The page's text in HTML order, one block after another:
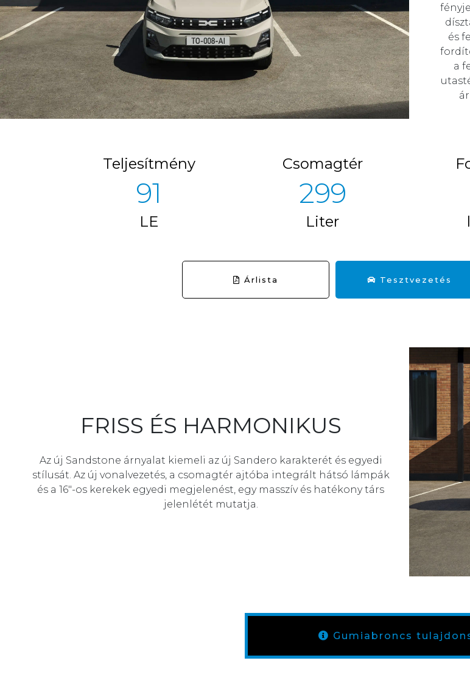
és
a
Teljesítmény
100
LE
Csomagtér
328
Liter
Árlista Tesztvezetés
FRISS ÉS HARMONIKUS
Az új Sandstone árnyalat kiemeli az új Sandero karakterét és egyedi
stílusát. Az új vonalvezetés, a csomagtér ajtóba integrált hátsó lámpák
és a 16"-os kerekek egyedi megjelenést, egy masszív és hatékony társ
jelenlétét mutatja.
Gumiabroncs